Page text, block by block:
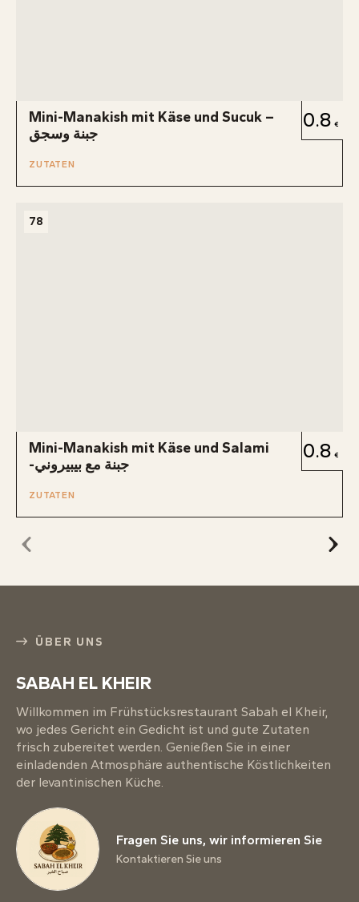
Mini-Manakish mit Käse und Sucuk –
جبنة وسجق
0.8
ZUTATEN
78
Mini-Manakish mit Käse und Salami
-جبنة مع بيبيروني
0.8
ZUTATEN
ÜBER UNS
SABAH EL KHEIR
Willkommen im Frühstücksrestaurant Sabah el Kheir,
wo jedes Gericht ein Gedicht ist und gute Zutaten
frisch zubereitet werden. Genießen Sie in einer
einladenden Atmosphäre authentische Köstlichkeiten
der levantinischen Küche.
Fragen Sie uns, wir informieren Sie
Kontaktieren Sie uns